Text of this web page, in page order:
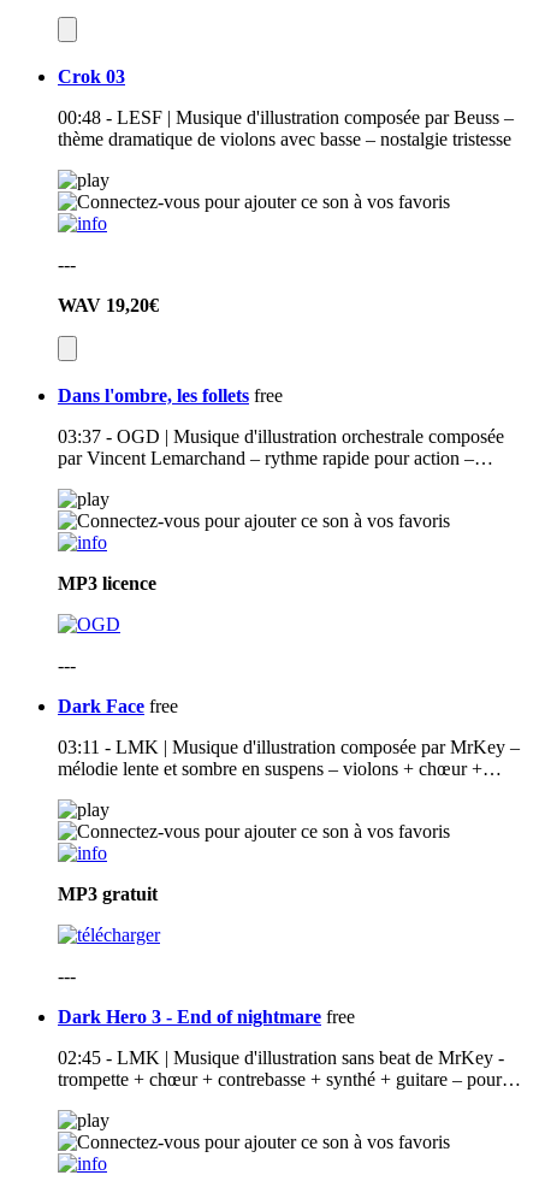
Crok 03
00:48 - LESF | Musique d'illustration composée par Beuss –
thème dramatique de violons avec basse – nostalgie tristesse
---
WAV 19,20€
Dans l'ombre, les follets free
03:37 - OGD | Musique d'illustration orchestrale composée
par Vincent Lemarchand – rythme rapide pour action –…
MP3 licence
---
Dark Face free
03:11 - LMK | Musique d'illustration composée par MrKey –
mélodie lente et sombre en suspens – violons + chœur +…
MP3 gratuit
---
Dark Hero 3 - End of nightmare free
02:45 - LMK | Musique d'illustration sans beat de MrKey -
trompette + chœur + contrebasse + synthé + guitare – pour…